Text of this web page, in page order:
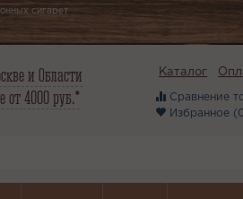
сигарет
и Области
от 4000 руб.*
Каталог
Сравнение
Избранное (